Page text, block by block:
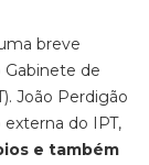
breve
Gabinete de
João Perdigão
do IPT,
e também